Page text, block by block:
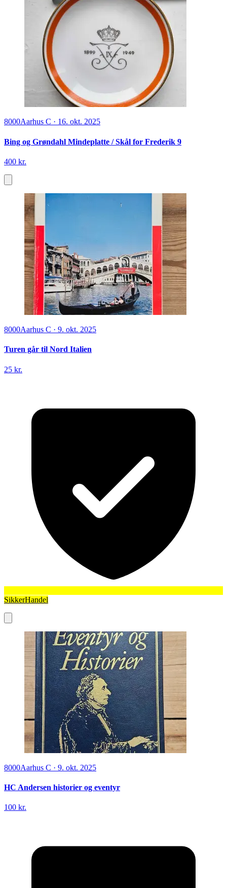
8000Aarhus C · 16. okt. 2025
Bing og Grøndahl Mindeplatte / Skål for Frederik 9
400 kr.
8000Aarhus C · 9. okt. 2025
Turen går til Nord Italien
25 kr.
SikkerHandel
8000Aarhus C · 9. okt. 2025
HC Andersen historier og eventyr
100 kr.